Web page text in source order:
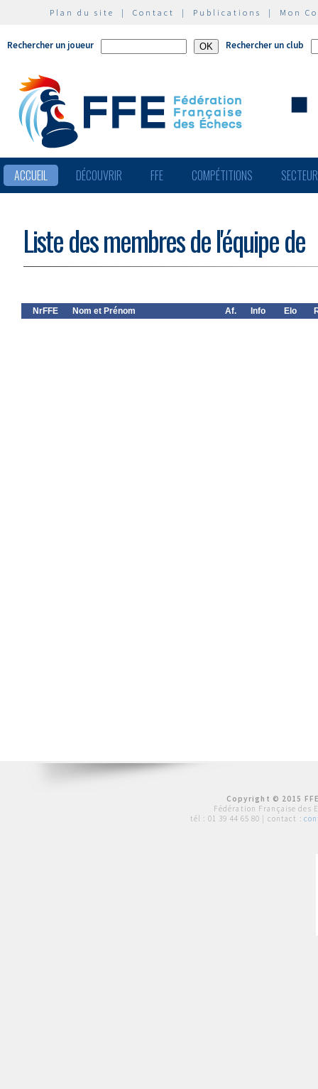
Plan du site | Contact | Publications | Mon
Rechercher un joueur Rechercher un club
ACCUEIL DÉCOUVRIR FFE COMPÉTITIONS
Liste des membres de l'équipe de
NrFFE Nom et Prénom Af. Info Elo
Copyright © 2015
Fédération Française des
tél : 01 39 44 65 80 | contact :